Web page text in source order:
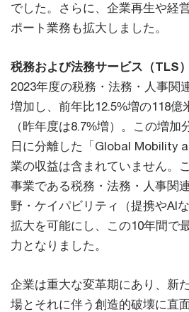
でした。さらに、企業再生や経
ポート業務も拡大しました。
税務および法務サービス（TLS）
2023年度の税務・法務・人事関
増加し、前年比12.5%増の118億
（昨年度は8.7%増）。この増加
日に分離した「Global Mobility
業の収益は含まれていません。
事業である税務・法務・人事関
野・ケイパビリティ（提携やAI
拡大を可能にし、この10年間で
力となりました。
企業は重大な変革期にあり、新
場とそれに伴う創造的破壊に直